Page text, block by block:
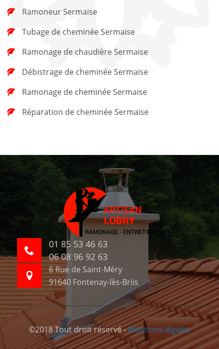
Ramoneur Sermaise
Tubage de cheminée Sermaise
Ramonage de chaudière Sermaise
Débistrage de cheminée Sermaise
Ramonage de cheminée Sermaise
Réparation de cheminée Sermaise
01 85 53 46 63
06 08 96 92 63
6 Rue de Saint-Méry
91640 Fontenay-lès-Briis
©2018 Tout droit réservé -Mentions légales